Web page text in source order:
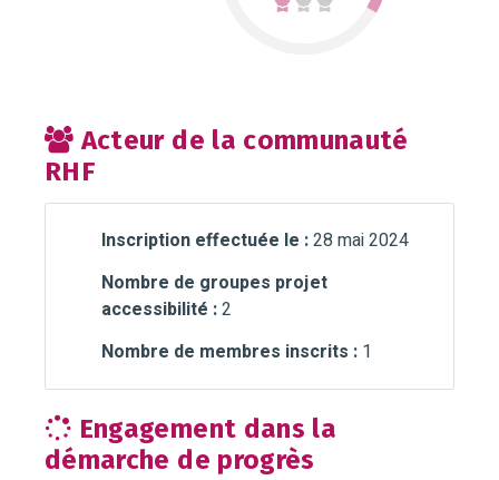
Acteur de la communauté
RHF
Inscription effectuée le :28 mai 2024
Nombre de groupes projet
accessibilité :2
Nombre de membres inscrits : 1
Engagement dans la
démarche de progrès